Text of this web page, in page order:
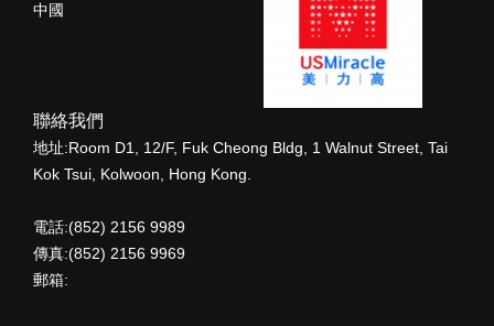
中國
聯絡我們
地址:Room D1, 12/F, Fuk Cheong Bldg, 1 Walnut Street, Tai
Kok Tsui, Kolwoon, Hong Kong.
電話:(852) 2156 9989
傳真:(852) 2156 9969
郵箱: